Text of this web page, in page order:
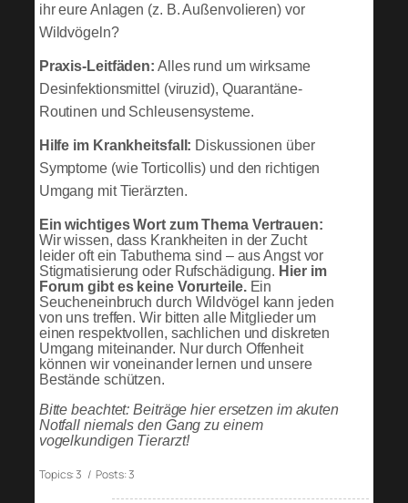
ihr eure Anlagen (z. B. Außenvolieren) vor
Wildvögeln?
Praxis-Leitfäden: Alles rund um wirksame
Desinfektionsmittel (viruzid), Quarantäne-
Routinen und Schleusensysteme.
Hilfe im Krankheitsfall: Diskussionen über
Symptome (wie Torticollis) und den richtigen
Umgang mit Tierärzten.
Ein wichtiges Wort zum Thema Vertrauen:
Wir wissen, dass Krankheiten in der Zucht
leider oft ein Tabuthema sind – aus Angst vor
Stigmatisierung oder Rufschädigung. Hier im
Forum gibt es keine Vorurteile.Ein
Seucheneinbruch durch Wildvögel kann jeden
von uns treffen. Wir bitten alle Mitglieder um
einen respektvollen, sachlichen und diskreten
Umgang miteinander. Nur durch Offenheit
können wir voneinander lernen und unsere
Bestände schützen.
Bitte beachtet: Beiträge hier ersetzen im akuten
Notfall niemals den Gang zu einem
vogelkundigen Tierarzt!
Topics: 3 / Posts: 3